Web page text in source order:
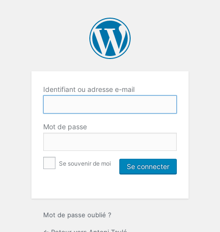
Identifiant ou adresse e-mail
Mot de passe
Se souvenir de moi
Mot de passe oublié ?